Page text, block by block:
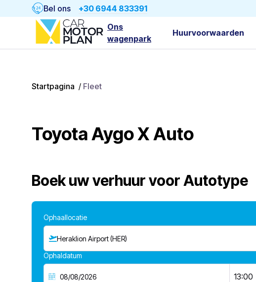
Bel ons +30 6944 833391
Ons
wagenpark
Huurvoorwaarden
Startpagina / Fleet
Toyota Aygo X Auto
Boek uw verhuur voorAutotype
Ophaallocatie
Heraklion Airport (HER)
Ophaldatum
13:00